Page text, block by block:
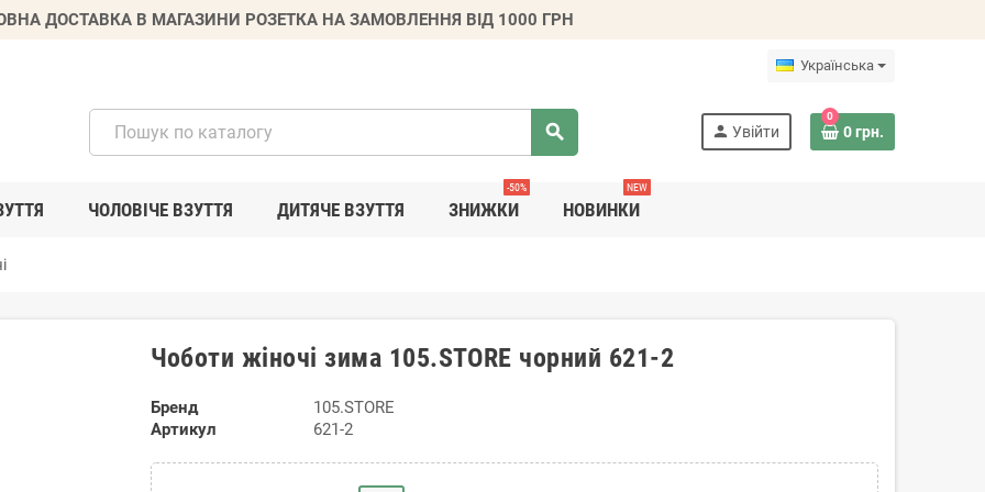
ДОСТАВКА В МАГАЗИНИ РОЗЕТКА НА ЗАМОВЛЕННЯ ВІД 1000 ГРН
Українська
search person Увійти
0
0 грн.
ЧОЛОВІЧЕ ВЗУТТЯ ДИТЯЧЕ ВЗУТТЯ ЗНИЖКИ
-50%
НОВИНКИ
NEW
Чоботи жіночі зима 105.STORE чорний 621-2
Бренд
105.STORE
Артикул
621-2